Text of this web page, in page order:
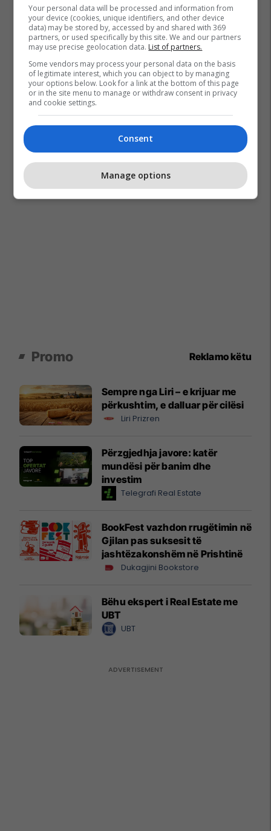
Promo Reklamo këtu
Sempre nga Liri – e krijuar me
përkushtim, e dalluar për cilësi
Liri Prizren
Përzgjedhja javore: katër
mundësi për banim dhe
investim
Telegrafi Real Estate
BookFest vazhdon rrugëtimin në
Gjilan pas suksesit të
jashtëzakonshëm në Prishtinë
Dukagjini Bookstore
Bëhu ekspert i Real Estate me
UBT
UBT
Your personal data will be processed and information from
your device (cookies, unique identifiers, and other device
data) may be stored by, accessed by and shared with 369
partners, or used specifically by this site. We and our partners
may use precise geolocation data. List of partners.
Some vendors may process your personal data on the basis
of legitimate interest, which you can object to by managing
your options below. Look for a link at the bottom of this page
or in the site menu to manage or withdraw consent in privacy
and cookie settings.
Consent
Manage options